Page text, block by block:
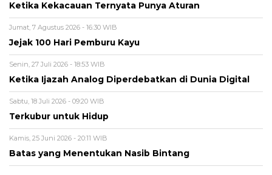
Ketika Kekacauan Ternyata Punya Aturan
Jumat, 7 Agustus 2026 - 16:30 WIB
Jejak 100 Hari Pemburu Kayu
Senin, 27 Juli 2026 - 18:53 WIB
Ketika Ijazah Analog Diperdebatkan di Dunia Digital
Sabtu, 18 Juli 2026 - 09:20 WIB
Terkubur untuk Hidup
Kamis, 25 Juni 2026 - 20:11 WIB
Batas yang Menentukan Nasib Bintang